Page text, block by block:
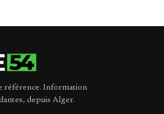
référence. Information
depuis Alger.